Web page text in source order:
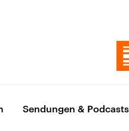
Sendungen & Podcasts